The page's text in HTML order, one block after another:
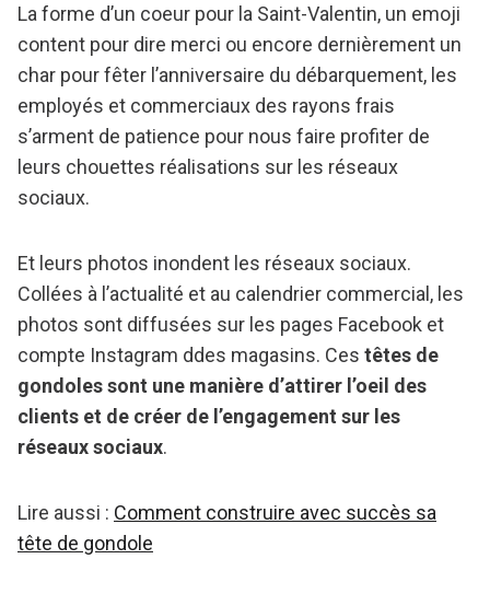
La forme d’un coeur pour la Saint-Valentin, un emoji
content pour dire merci ou encore dernièrement un
char pour fêter l’anniversaire du débarquement, les
employés et commerciaux des rayons frais
s’arment de patience pour nous faire profiter de
leurs chouettes réalisations sur les réseaux
sociaux.
Et leurs photos inondent les réseaux sociaux.
Collées à l’actualité et au calendrier commercial, les
photos sont diffusées sur les pages Facebook et
compte Instagram ddes magasins. Ces têtes de
gondoles sont une manière d’attirer l’oeil des
clients et de créer de l’engagement sur les
réseaux sociaux.
Lire aussi : Comment construire avec succès sa
tête de gondole